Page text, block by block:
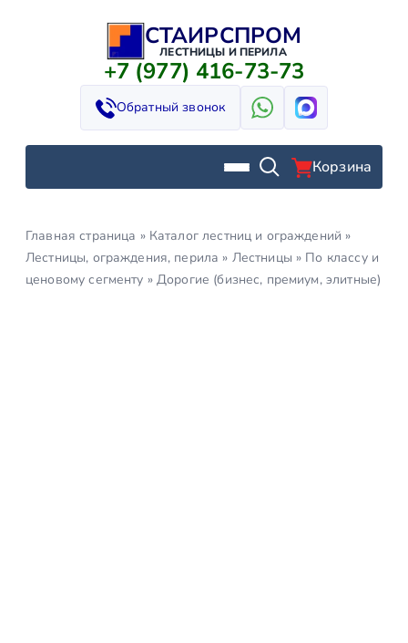
СТАИРСПРОМ
ЛЕСТНИЦЫ И ПЕРИЛА
+7 (977) 416-73-73
Обратный звонок
Корзина
Главная страница » Каталог лестниц и ограждений »
Лестницы, ограждения, перила » Лестницы » По классу и
ценовому сегменту »Дорогие (бизнес, премиум, элитные)